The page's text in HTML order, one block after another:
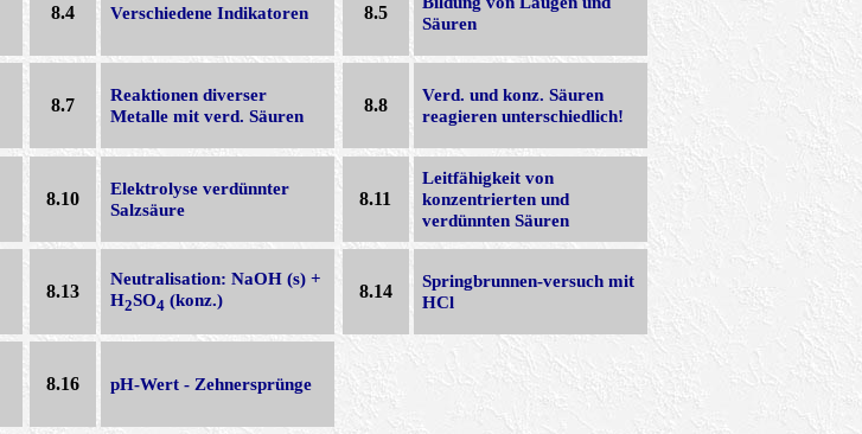
8.4 Verschiedene Indikatoren 8.5
Säuren
8.7
Reaktionen diverser
Metalle mit verd. Säuren
8.8
Verd. und konz. Säuren
reagieren unterschiedlich!
8.10
Elektrolyse verdünnter
Salzsäure
8.11
Leitfähigkeit von
konzentrierten und
verdünnten Säuren
8.13
Neutralisation: NaOH (s) +
H2SO4 (konz.) 8.14
Springbrunnen-versuch mit
HCl
8.16 pH-Wert - Zehnersprünge